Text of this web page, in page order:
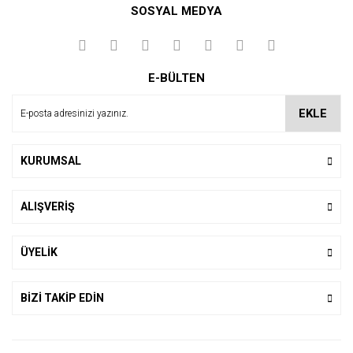
SOSYAL MEDYA
E-BÜLTEN
EKLE
KURUMSAL
ALIŞVERİŞ
ÜYELİK
BİZİ TAKİP EDİN